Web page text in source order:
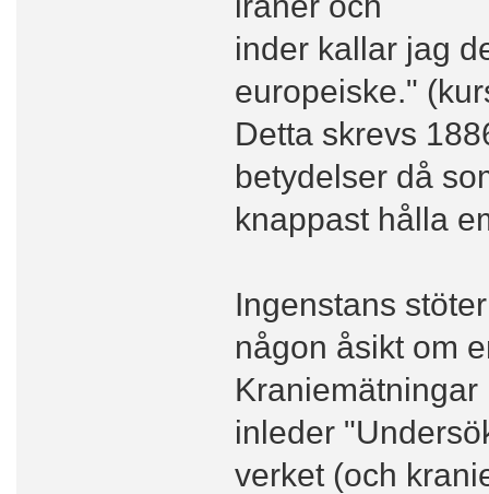
inder kallar jag
europeiske."
Detta skrevs
betydelser då
knappast hålla
Ingenstans
någon åsikt om
inleder
verket (och